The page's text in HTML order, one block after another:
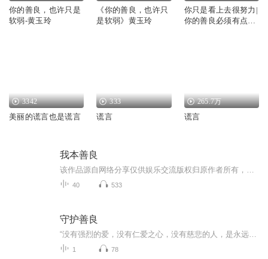
你的善良，也许只是
软弱-黄玉玲
《你的善良，也许只
是软弱》黄玉玲
你只是看上去很努力|
你的善良必须有点锋
3342
美丽的谎言也是谎言
333
谎言
265.7万
谎言
我本善良
40 533
守护善良
1 78